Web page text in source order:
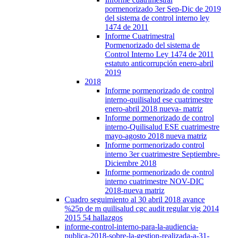
pormenorizado 3er Sep-Dic de 2019
del sistema de control interno ley
1474 de 2011
Informe Cuatrimestral
Pormenorizado del sistema de
Control Interno Ley 1474 de 2011
estatuto anticorrupción enero-abril
2019
2018
Informe pormenorizado de control
interno-quilisalud ese cuatrimestre
enero-abril 2018 nueva- matriz
Informe pormenorizado de control
interno-Quilisalud ESE cuatrimestre
mayo-agosto 2018 nueva matriz
Informe pormenorizado control
interno 3er cuatrimestre Septiembre-
Diciembre 2018
Informe pormenorizado de control
interno cuatrimestre NOV-DIC
2018-nueva matriz
Cuadro seguimiento al 30 abril 2018 avance
%25p de m quilisalud cgc audit regular vig 2014
2015 54 hallazgos
informe-control-interno-para-la-audiencia-
publica-2018-sobre-la-gestion-realizada-a-31-